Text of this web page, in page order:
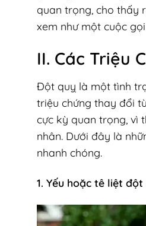
quan trọng, cho thấy
xem như một cuộc
II. Các Triệu
Đột quỵ là một tình
triệu chứng thay đổi
cực kỳ quan trọng, vì
nhân. Dưới đây là
nhanh chóng.
1. Yếu hoặc tê liệt